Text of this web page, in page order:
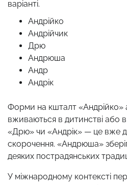
варіанті.
Андрійко
Андрійчик
Дрю
Андрюша
Андр
Андрік
Форми на кшталт «Андрійко»
вживаються в дитинстві або
«Дрю» чи «Андрік» — це вже
скорочення. «Андрюша»
деяких пострадянських
У міжнародному контексті